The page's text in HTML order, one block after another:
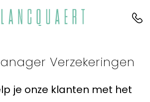
Verzekeringen
je onze klanten met het